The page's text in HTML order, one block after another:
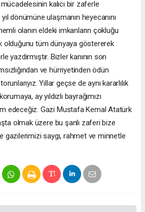
kalıcı bir zaferle
dönümüne ulaşmanın heyecanını
olanın eldeki imkanların çokluğu
olduğunu tüm dünyaya göstererek
yazdırmıştır. Bizler kanının son
ve hürriyetinden ödün
Yıllar geçse de aynı kararlılık
ay yıldızlı bayrağımızı
edeceğiz. Gazi Mustafa Kemal Atatürk
olmak üzere bu şanlı zaferi bize
gazilerimizi saygı, rahmet ve minnetle